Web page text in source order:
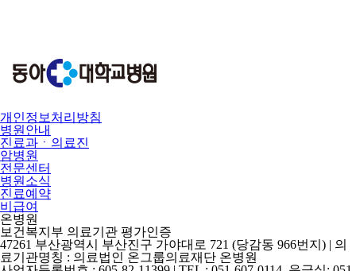
개인정보처리방침
병원안내
진료과ㆍ의료진
암병원
전문센터
병원소식
진료예약
비급여
온병원
보건복지부 의료기관 평가인증
47261 부산광역시 부산진구 가야대로 721 (당감동 966번지) | 의
료기관명칭 : 의료법인 온그룹의료재단 온병원